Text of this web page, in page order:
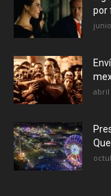
por
abril